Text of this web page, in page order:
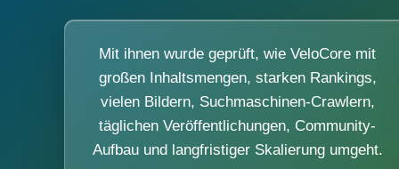
Mit ihnen wurde geprüft, wie VeloCore mit
großen Inhaltsmengen, starken Rankings,
vielen Bildern, Suchmaschinen-Crawlern,
täglichen Veröffentlichungen, Community-
Aufbau und langfristiger Skalierung umgeht.